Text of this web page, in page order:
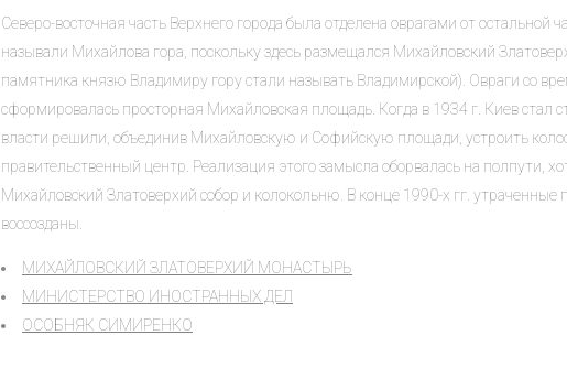
Северо-восточная часть Верхнего города была отделена оврагами от остальной
называли Михайлова гора, поскольку здесь размещался Михайловский
памятника князю Владимиру гору стали называть Владимирской). Овраги со
сформировалась просторная Михайловская площадь. Когда в 1934 г. Киев стал
власти решили, объединив Михайловскую и Софийскую площади, устроить
правительственный центр. Реализация этого замысла оборвалась на полпути,
Михайловский Златоверхий собор и колокольню. В конце 1990-х гг.
воссозданы.
МИХАЙЛОВСКИЙ ЗЛАТОВЕРХИЙ МОНАСТЫРЬ
МИНИСТЕРСТВО ИНОСТРАННЫХ ДЕЛ
ОСОБНЯК СИМИРЕНКО